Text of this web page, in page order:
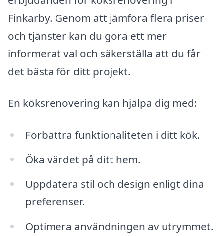
Finkarby. Genom att jämföra flera priser
och tjänster kan du göra ett mer
informerat val och säkerställa att du får
det bästa för ditt projekt.
En köksrenovering kan hjälpa dig med:
Förbättra funktionaliteten i ditt kök.
Öka värdet på ditt hem.
Uppdatera stil och design enligt dina
preferenser.
Optimera användningen av utrymmet.